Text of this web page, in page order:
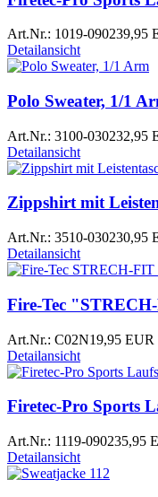
Art.Nr.: 1019-090239,95
Detailansicht
Polo Sweater, 1/1
Art.Nr.: 3100-030232,95
Detailansicht
Zippshirt mit
Art.Nr.: 3510-030230,95
Detailansicht
Fire-Tec
Art.Nr.: C02N19,95 EUR
Detailansicht
Firetec-Pro Sports
Art.Nr.: 1119-090235,95
Detailansicht